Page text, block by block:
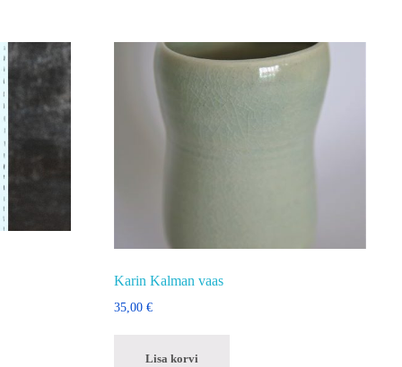
Karin Kalman vaas
35,00 €
Lisa korvi